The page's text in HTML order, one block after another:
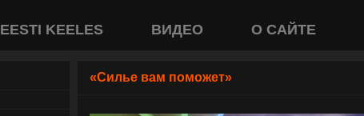
EESTI KEELES ВИДЕО О САЙТЕ
«Силье вам поможет»